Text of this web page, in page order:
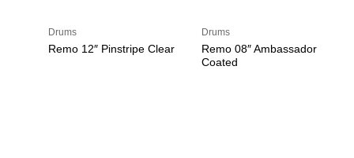
Drums
Remo 12″ Pinstripe Clear
Drums
Remo 08″ Ambassador
Coated